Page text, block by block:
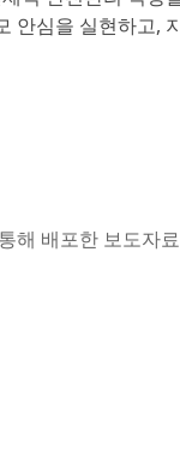
안심을 실현하고,
해 배포한 보도자